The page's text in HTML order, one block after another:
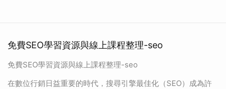
免費SEO學習資源與線上課程整理-seo
免費SEO學習資源與線上課程整理-seo
在數位行銷日益重要的時代，搜尋引擎最佳化（SEO）成為許